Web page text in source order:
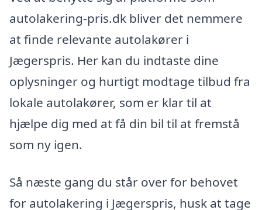
autolakering-pris.dk bliver det nemmere
at finde relevante autolakører i
Jægerspris. Her kan du indtaste dine
oplysninger og hurtigt modtage tilbud fra
lokale autolakører, som er klar til at
hjælpe dig med at få din bil til at fremstå
som ny igen.
Så næste gang du står over for behovet
for autolakering i Jægerspris, husk at tage